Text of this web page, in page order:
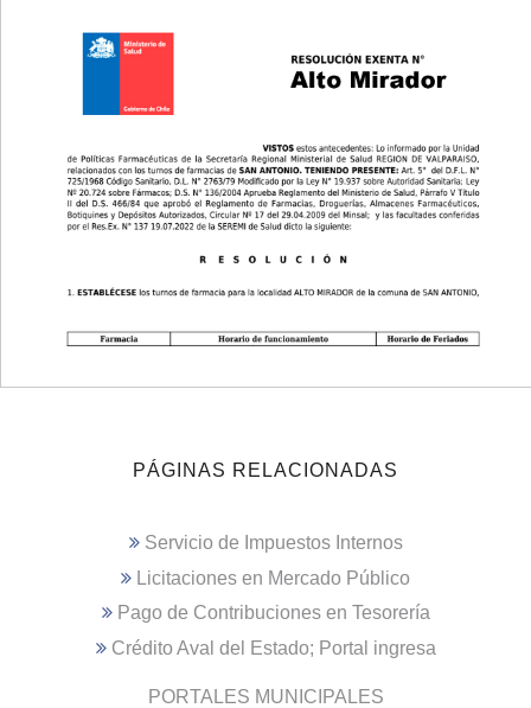
PÁGINAS RELACIONADAS
Servicio de Impuestos Internos
Licitaciones en Mercado Público
Pago de Contribuciones en Tesorería
Crédito Aval del Estado; Portal ingresa
PORTALES MUNICIPALES